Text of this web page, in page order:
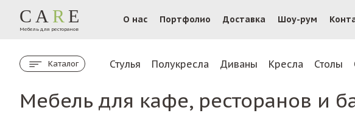
CA R E
Мебель для ресторанов
О нас Портфолио Доставка Шоу-рум
Каталог Стулья Полукресла Диваны Кресла Столы
Мебель для кафе, ресторанов и